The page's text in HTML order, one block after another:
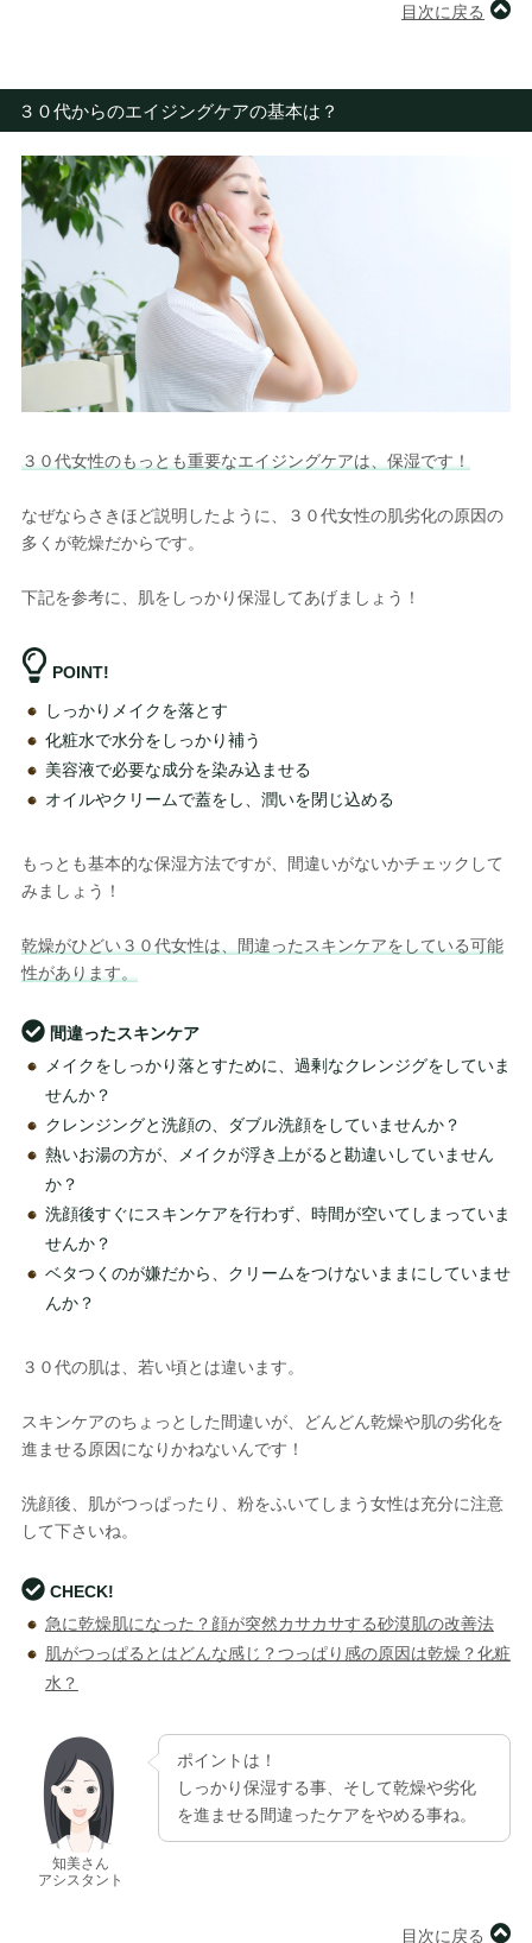
目次に戻る
３０代からのエイジングケアの基本は？
３０代女性のもっとも重要なエイジングケアは、保湿です！
なぜならさきほど説明したように、３０代女性の肌劣化の原因の
多くが乾燥だからです。
下記を参考に、肌をしっかり保湿してあげましょう！
POINT!
しっかりメイクを落とす
化粧水で水分をしっかり補う
美容液で必要な成分を染み込ませる
オイルやクリームで蓋をし、潤いを閉じ込める
もっとも基本的な保湿方法ですが、間違いがないかチェックして
みましょう！
乾燥がひどい３０代女性は、間違ったスキンケアをしている可能
性があります。
間違ったスキンケア
メイクをしっかり落とすために、過剰なクレンジグをしていま
せんか？
クレンジングと洗顔の、ダブル洗顔をしていませんか？
熱いお湯の方が、メイクが浮き上がると勘違いしていません
か？
洗顔後すぐにスキンケアを行わず、時間が空いてしまっていま
せんか？
ベタつくのが嫌だから、クリームをつけないままにしていませ
んか？
３０代の肌は、若い頃とは違います。
スキンケアのちょっとした間違いが、どんどん乾燥や肌の劣化を
進ませる原因になりかねないんです！
洗顔後、肌がつっぱったり、粉をふいてしまう女性は充分に注意
して下さいね。
CHECK!
急に乾燥肌になった？顔が突然カサカサする砂漠肌の改善法
肌がつっぱるとはどんな感じ？つっぱり感の原因は乾燥？化粧
水？
知美さん
アシスタント
ポイントは！
しっかり保湿する事、そして乾燥や劣化
を進ませる間違ったケアをやめる事ね。
目次に戻る